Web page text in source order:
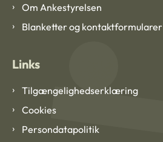
Om Ankestyrelsen
Blanketter og kontaktformularer
Links
Tilgængelighedserklæring
Cookies
Persondatapolitik